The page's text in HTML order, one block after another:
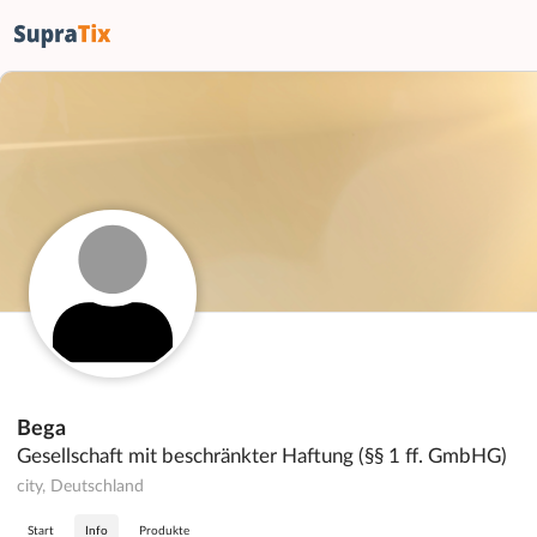
Bega
Gesellschaft mit beschränkter Haftung (§§ 1 ff. GmbHG)
city, Deutschland
Start Info Produkte